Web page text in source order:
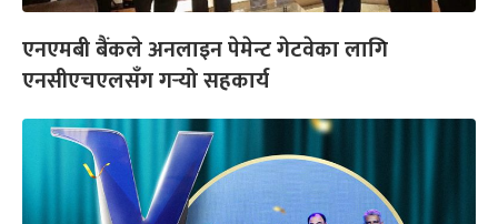
एनएमबी बैंकले अनलाइन पेमेन्ट गेटवेका लागि
एनसीएचएलसँग गर्‍यो सहकार्य